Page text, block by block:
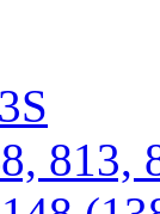
813,